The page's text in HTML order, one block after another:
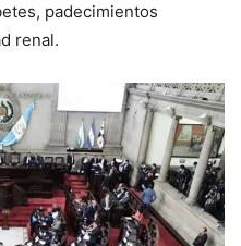
padecimientos
renal.